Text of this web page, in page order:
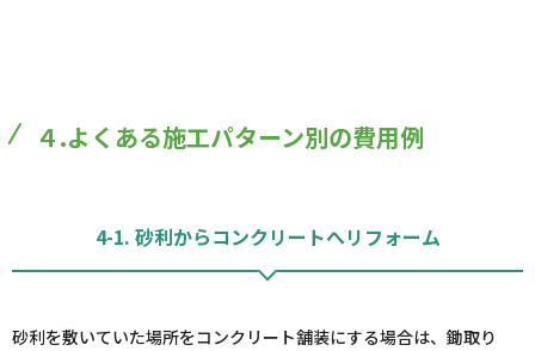
４.よくある施工パターン別の費用例
4-1. 砂利からコンクリートへリフォーム
砂利を敷いていた場所をコンクリート舗装にする場合は、鋤取り